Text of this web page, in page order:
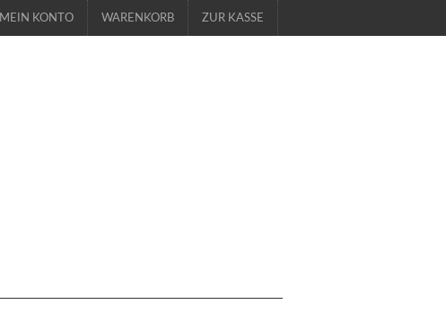
MEIN KONTO WARENKORB ZUR KASSE